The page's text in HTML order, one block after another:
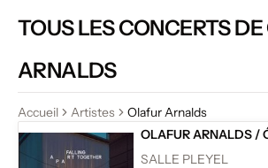
TOUS LES CONCERTS
ARNALDS
Accueil Artistes
Olafur Arnalds
OLAFUR ARNALDS /
SALLE PLEYEL